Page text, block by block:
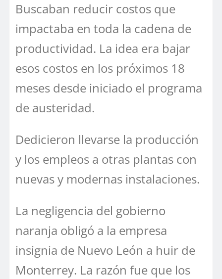
Buscaban reducir costos que
impactaba en toda la cadena de
productividad. La idea era bajar
esos costos en los próximos 18
meses desde iniciado el programa
de austeridad.
Dedicieron llevarse la producción
y los empleos a otras plantas con
nuevas y modernas instalaciones.
La negligencia del gobierno
naranja obligó a la empresa
insignia de Nuevo León a huir de
Monterrey. La razón fue que los